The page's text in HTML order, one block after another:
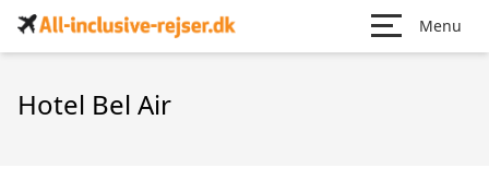
Menu
Hotel Bel Air